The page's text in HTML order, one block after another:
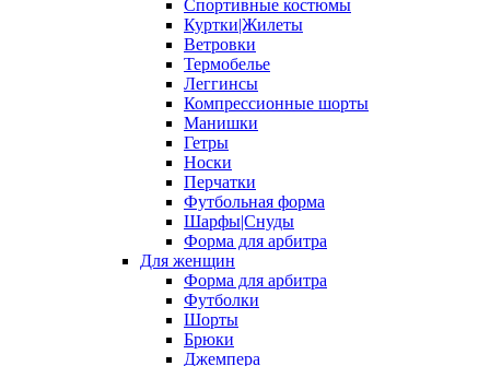
Спортивные костюмы
Куртки|Жилеты
Ветровки
Термобелье
Леггинсы
Компрессионные шорты
Манишки
Гетры
Носки
Перчатки
Футбольная форма
Шарфы|Снуды
Форма для арбитра
Для женщин
Форма для арбитра
Футболки
Шорты
Брюки
Джемпера